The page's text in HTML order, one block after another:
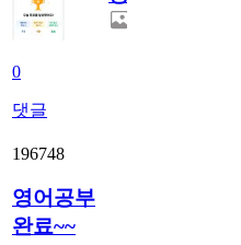
0
댓글
196748
영어공부
완료~~